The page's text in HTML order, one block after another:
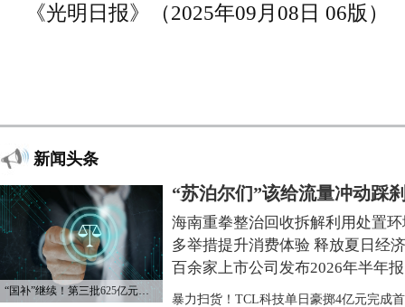
《光明日报》（2025年09月08日 06版）
新闻头条
“国补”继续！第三批625亿元资金已下达
“苏泊尔们”该给流量冲动踩
海南重拳整治回收拆解利用处置
多举措提升消费体验 释放夏日经
百余家上市公司发布2026年半年报
暴力扫货！TCL科技单日豪掷4亿元完成